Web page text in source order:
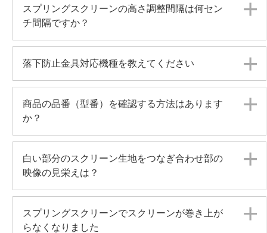
スプリングスクリーンの高さ調整間隔は何セン
チ間隔ですか？
落下防止金具対応機種を教えてください
商品の品番（型番）を確認する方法はあります
か？
白い部分のスクリーン生地をつなぎ合わせ部の
映像の見栄えは？
スプリングスクリーンでスクリーンが巻き上が
らなくなりました